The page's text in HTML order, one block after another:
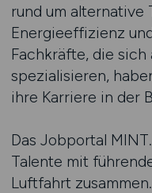
rund um alternative
Energieeffizienz
Fachkräfte, die sich
spezialisieren,
ihre Karriere in der
Das Jobportal
Talente mit
Luftfahrt